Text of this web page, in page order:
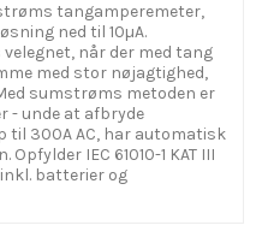
tangamperemeter,
ned til 10µA.
når der med tang
med stor nøjagtighed,
sumstrøms metoden er
- unde at afbryde
til 300A AC, har automatisk
IEC 61010-1 KAT III
batterier og